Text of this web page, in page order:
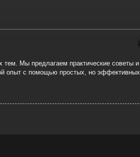
тем. Мы предлагаем практические советы и
опыт с помощью простых, но эффективных